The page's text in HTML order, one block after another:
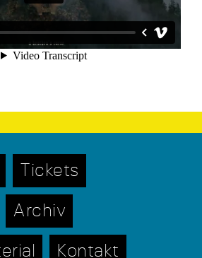
Tickets
Archiv
Kontakt